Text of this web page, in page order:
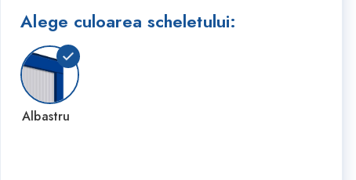
Alege culoarea scheletului:
Albastru